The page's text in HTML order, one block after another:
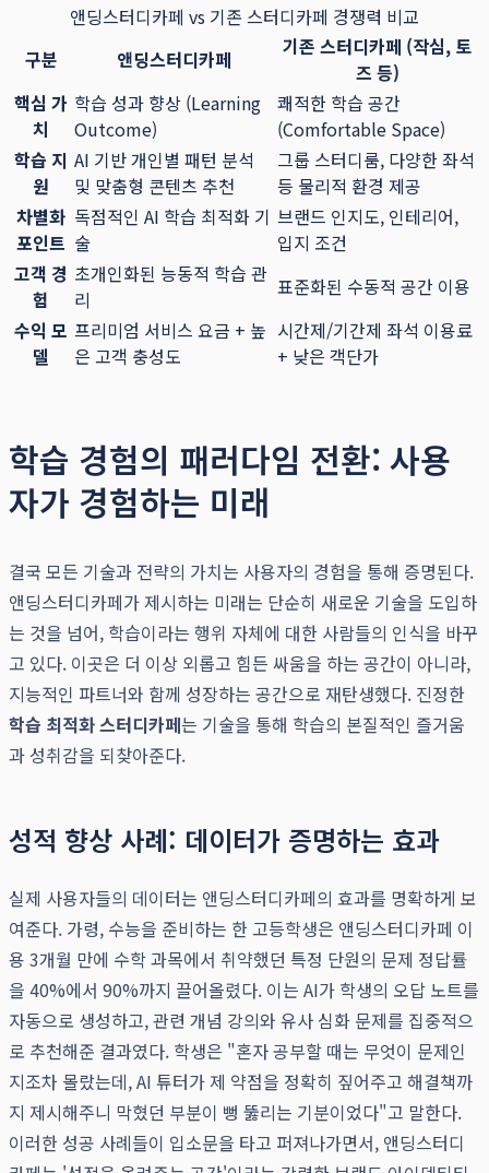
앤딩스터디카페 vs 기존 스터디카페 경쟁력 비교
구분
앤딩스터디카페
기존 스터디카페 (작심, 토
즈 등)
핵심 가
치
학습 성과 향상 (Learning
Outcome)
쾌적한 학습 공간
(Comfortable Space)
학습 지
원
AI 기반 개인별 패턴 분석
및 맞춤형 콘텐츠 추천
그룹 스터디룸, 다양한 좌석
등 물리적 환경 제공
차별화
포인트
독점적인 AI 학습 최적화 기
술
브랜드 인지도, 인테리어,
입지 조건
고객 경
험
초개인화된 능동적 학습 관
리
표준화된 수동적 공간 이용
수익 모
델
프리미엄 서비스 요금 + 높
은 고객 충성도
시간제/기간제 좌석 이용료
+ 낮은 객단가
학습 경험의 패러다임 전환: 사용
자가 경험하는 미래
결국 모든 기술과 전략의 가치는 사용자의 경험을 통해 증명된다.
앤딩스터디카페가 제시하는 미래는 단순히 새로운 기술을 도입하
는 것을 넘어, 학습이라는 행위 자체에 대한 사람들의 인식을 바꾸
고 있다. 이곳은 더 이상 외롭고 힘든 싸움을 하는 공간이 아니라,
지능적인 파트너와 함께 성장하는 공간으로 재탄생했다. 진정한
학습 최적화 스터디카페는 기술을 통해 학습의 본질적인 즐거움
과 성취감을 되찾아준다.
성적 향상 사례: 데이터가 증명하는 효과
실제 사용자들의 데이터는 앤딩스터디카페의 효과를 명확하게 보
여준다. 가령, 수능을 준비하는 한 고등학생은 앤딩스터디카페 이
용 3개월 만에 수학 과목에서 취약했던 특정 단원의 문제 정답률
을 40%에서 90%까지 끌어올렸다. 이는 AI가 학생의 오답 노트를
자동으로 생성하고, 관련 개념 강의와 유사 심화 문제를 집중적으
로 추천해준 결과였다. 학생은 "혼자 공부할 때는 무엇이 문제인
지조차 몰랐는데, AI 튜터가 제 약점을 정확히 짚어주고 해결책까
지 제시해주니 막혔던 부분이 뻥 뚫리는 기분이었다"고 말한다.
이러한 성공 사례들이 입소문을 타고 퍼져나가면서, 앤딩스터디